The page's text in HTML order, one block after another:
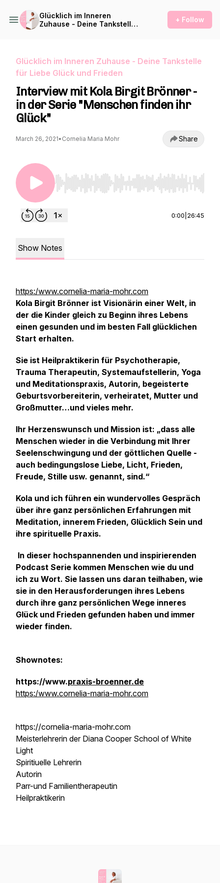
Glücklich im Inneren
Zuhause - Deine Tankstelle
+ Follow
Glücklich im Inneren Zuhause - Deine Tankstelle
für Liebe Glück und Frieden
Interview mit Kola Birgit Brönner -
in der Serie "Menschen finden ihr
Glück"
March 26, 2021• Cornelia Maria Mohr Share
Use Left/Right to seek, Home/End to jump to
0:00 26:45
Show Notes
https:/www.cornelia-maria-mohr.com
Kola Birgit Brönner ist Visionärin einer Welt, in
der die Kinder gleich zu Beginn ihres Lebens
einen gesunden und im besten Fall glücklichen
Start erhalten.
Sie ist Heilpraktikerin für Psychotherapie,
Trauma Therapeutin, Systemaufstellerin, Yoga
und Meditationspraxis, Autorin, begeisterte
Geburtsvorbereiterin, verheiratet, Mutter und
Großmutter…und vieles mehr.
Ihr Herzenswunsch und Mission ist: „dass alle
Menschen wieder in die Verbindung mit Ihrer
Seelenschwingung und der göttlichen Quelle -
auch bedingungslose Liebe, Licht, Frieden,
Freude, Stille usw. genannt, sind.“
Kola und ich führen ein wundervolles Gespräch
über ihre ganz persönlichen Erfahrungen mit
Meditation, innerem Frieden, Glücklich Sein und
ihre spirituelle Praxis.
In dieser hochspannenden und inspirierenden
Podcast Serie kommen Menschen wie du und
ich zu Wort. Sie lassen uns daran teilhaben, wie
sie in den Herausforderungen ihres Lebens
durch ihre ganz persönlichen Wege inneres
Glück und Frieden gefunden haben und immer
wieder finden.
Shownotes:
https://www.praxis-broenner.de
https:/www.cornelia-maria-mohr.com
https://cornelia-maria-mohr.com
Meisterlehrerin der Diana Cooper School of White
Light
Spiritiuelle Lehrerin
Autorin
Parr-und Familientherapeutin
Heilpraktikerin